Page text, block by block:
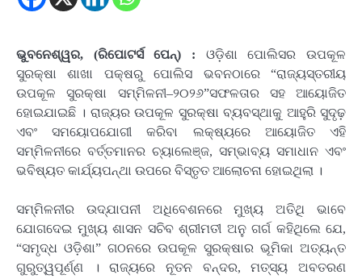
ଭୁବନେଶ୍ୱର, (ରିପୋଟର୍ସ ପେନ୍‌) : ଓଡ଼ିଶା ପୋଲିସର ଉପକୂଳ
ସୁରକ୍ଷା ଶାଖା ପକ୍ଷରୁ ପୋଲିସ ଭବନଠାରେ “ରାଜ୍ୟସ୍ତରୀୟ
ଉପକୂଳ ସୁରକ୍ଷା ସମ୍ମିଳନୀ–୨୦୨୬”ସଫଳତାର ସହ ଆୟୋଜିତ
ହୋଇଯାଇଛି । ରାଜ୍ୟର ଉପକୂଳ ସୁରକ୍ଷା ବ୍ୟବସ୍ଥାକୁ ଆହୁରି ସୁଦୃଢ଼
ଏବଂ ସମୟୋପଯୋଗୀ କରିବା ଲକ୍ଷ୍ୟରେ ଆୟୋଜିତ ଏହି
ସମ୍ମିଳନୀରେ ବର୍ତ୍ତମାନର ଚ୍ୟାଲେଞ୍ଜ, ସମ୍ଭାବ୍ୟ ସମାଧାନ ଏବଂ
ଭବିଷ୍ୟତ କାର୍ଯ୍ୟପନ୍ଥା ଉପରେ ବିସ୍ତୃତ ଆଲୋଚନା ହୋଇଥିଲା ।
ସମ୍ମିଳନୀର ଉଦ୍‌ଯାପନୀ ଅଧିବେଶନରେ ମୁଖ୍ୟ ଅତିଥି ଭାବେ
ଯୋଗଦେଇ ମୁଖ୍ୟ ଶାସନ ସଚିବ ଶ୍ରୀମତୀ ଅନୁ ଗର୍ଗ କହିଥିଲେ ଯେ,
“ସମୃଦ୍ଧ ଓଡ଼ିଶା” ଗଠନରେ ଉପକୂଳ ସୁରକ୍ଷାର ଭୂମିକା ଅତ୍ୟନ୍ତ
ଗୁରୁତ୍ୱପୂର୍ଣ୍ଣ । ରାଜ୍ୟରେ ନୂତନ ବନ୍ଦର, ମତ୍ସ୍ୟ ଅବତରଣ